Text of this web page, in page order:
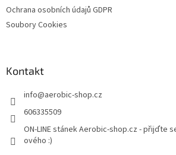
Ochrana osobních údajů GDPR
Soubory Cookies
Kontakt
info@aerobic-shop.cz
606335509
ON-LINE stánek Aerobic-shop.cz - přijďte
ového :)